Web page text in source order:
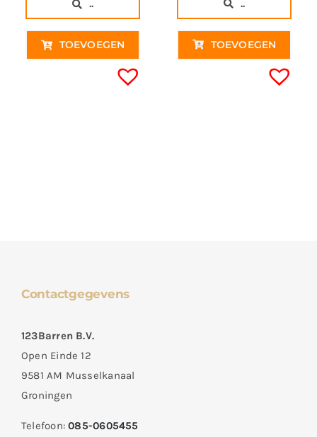
..
TOEVOEGEN
..
TOEVOEGEN
Contactgegevens
123Barren B.V.
Open Einde 12
9581 AM Musselkanaal
Groningen
Telefoon:085-0605455